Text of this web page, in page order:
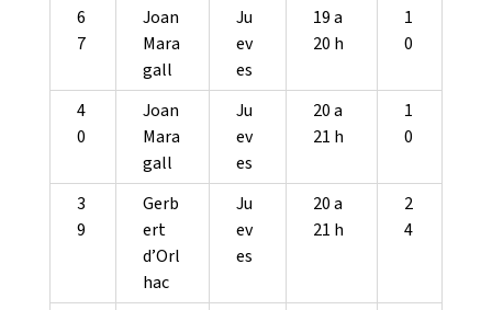
6
7
Joan
Mara
gall
Ju
ev
es
19 a
20 h
1
0
4
0
Joan
Mara
gall
Ju
ev
es
20 a
21 h
1
0
3
9
Gerb
ert
d’Orl
hac
Ju
ev
es
20 a
21 h
2
4